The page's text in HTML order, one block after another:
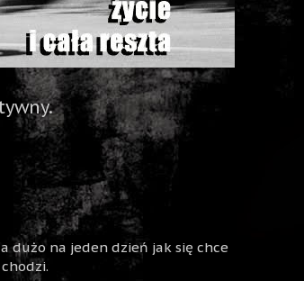
dużo na jeden dzień jak się chce